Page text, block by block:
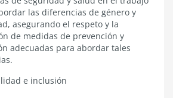
las diferencias de género y
asegurando el respeto y la
de medidas de prevención y
adecuadas para abordar tales
e inclusión